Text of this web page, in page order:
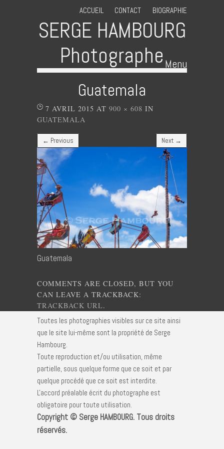
ACCUEIL CONTACT BIOGRAPHIE
SERGE HAMBOURG
Photographe Menu
Guatemala
7 AVRIL 2015 AT 900 × 608 IN
GUATEMALA
← Previous Next →
Guatemala
COMMENTS ARE CLOSED, BUT YOU
CAN LEAVE A TRACKBACK:
TRACKBACK URL.
Toutes les photographies visibles sur ce site ainsi
que le site lui-même sont la propriété de Serge
Hambourg.
Toute reproduction et/ou utilisation, même
partielle, sous quelque forme que ce soit et par
quelque procédé que ce soit est interdite.
L'accord préalable écrit du photographe est
obligatoire pour toute utilisation.
Copyright © Serge HAMBOURG. Tous droits
réservés.